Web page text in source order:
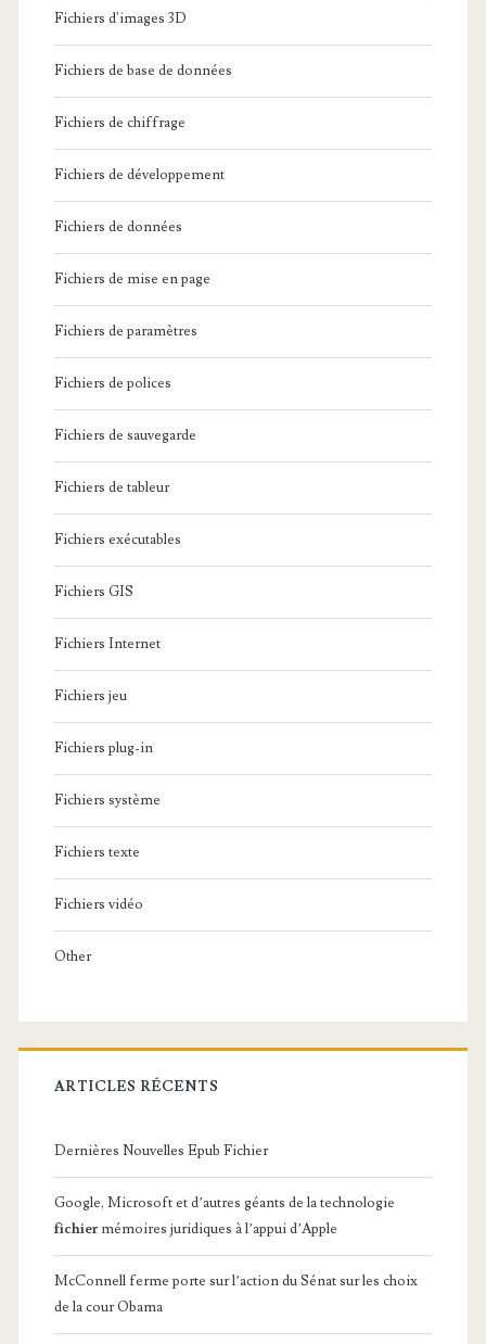
Fichiers d'images 3D
Fichiers de base de données
Fichiers de chiffrage
Fichiers de développement
Fichiers de données
Fichiers de mise en page
Fichiers de paramètres
Fichiers de polices
Fichiers de sauvegarde
Fichiers de tableur
Fichiers exécutables
Fichiers GIS
Fichiers Internet
Fichiers jeu
Fichiers plug-in
Fichiers système
Fichiers texte
Fichiers vidéo
Other
ARTICLES RÉCENTS
Dernières Nouvelles Epub Fichier
Google, Microsoft et d’autres géants de la technologie
fichier mémoires juridiques à l’appui d’Apple
McConnell ferme porte sur l’action du Sénat sur les choix
de la cour Obama